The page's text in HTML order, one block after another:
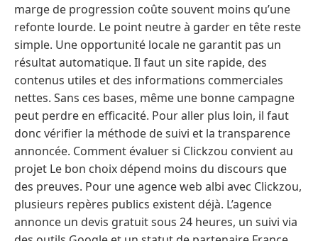
marge de progression coûte souvent moins qu’une
refonte lourde. Le point neutre à garder en tête reste
simple. Une opportunité locale ne garantit pas un
résultat automatique. Il faut un site rapide, des
contenus utiles et des informations commerciales
nettes. Sans ces bases, même une bonne campagne
peut perdre en efficacité. Pour aller plus loin, il faut
donc vérifier la méthode de suivi et la transparence
annoncée. Comment évaluer si Clickzou convient au
projet Le bon choix dépend moins du discours que
des preuves. Pour une agence web albi avec Clickzou,
plusieurs repères publics existent déjà. L’agence
annonce un devis gratuit sous 24 heures, un suivi via